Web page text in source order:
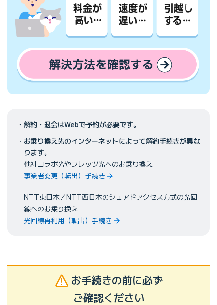
解約・退会はWebで予約が必要です。
お乗り換え先のインターネットによって解約手続きが異な
ります。
他社コラボ光やフレッツ光へのお乗り換え
事業者変更（転出）手続き
NTT東日本／NTT西日本のシェアドアクセス方式の光回
線へのお乗り換え
光回線再利用（転出）手続き
お手続きの前に必ず
ご確認ください